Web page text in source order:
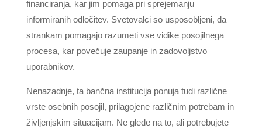
financiranja, kar jim pomaga pri sprejemanju
informiranih odločitev. Svetovalci so usposobljeni, da
strankam pomagajo razumeti vse vidike posojilnega
procesa, kar povečuje zaupanje in zadovoljstvo
uporabnikov.
Nenazadnje, ta bančna institucija ponuja tudi različne
vrste osebnih posojil, prilagojene različnim potrebam in
življenjskim situacijam. Ne glede na to, ali potrebujete